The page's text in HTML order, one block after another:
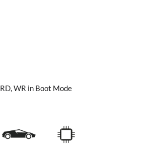
RD, WR in Boot Mode